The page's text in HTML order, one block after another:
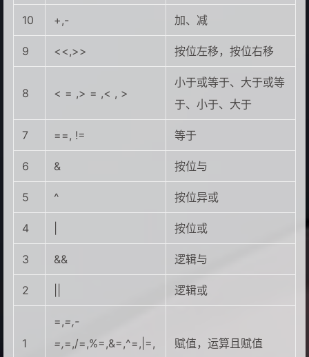
10 +,- 加、减
9 <<,>> 按位左移，按位右移
8 < = ,> = ,< , >
小于或等于、大于或等
于、小于、大于
7 ==, != 等于
6 & 按位与
5 ^ 按位异或
4 按位或
3 && 逻辑与
2 逻辑或
1
=,=,-
=,=,/=,%=,&=,^=,|=,
赋值，运算且赋值